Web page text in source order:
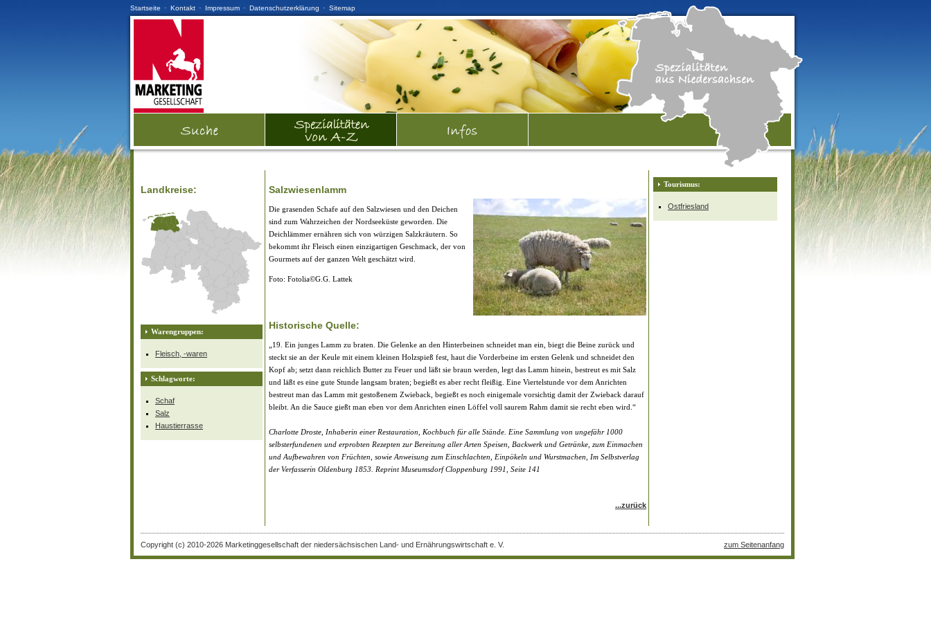
Startseite · Kontakt · Impressum · Datenschutzerklärung · Sitemap
Landkreise:
Warengruppen:
Fleisch, -waren
Schlagworte:
Schaf
Salz
Haustierrasse
Salzwiesenlamm
Die grasenden Schafe auf den Salzwiesen und den Deichen
sind zum Wahrzeichen der Nordseeküste geworden. Die
Deichlämmer ernähren sich von würzigen Salzkräutern. So
bekommt ihr Fleisch einen einzigartigen Geschmack, der von
Gourmets auf der ganzen Welt geschätzt wird.
Foto: Fotolia©G.G. Lattek
Historische Quelle:
„19. Ein junges Lamm zu braten. Die Gelenke an den Hinterbeinen schneidet man ein, biegt die Beine zurück und
steckt sie an der Keule mit einem kleinen Holzspieß fest, haut die Vorderbeine im ersten Gelenk und schneidet den
Kopf ab; setzt dann reichlich Butter zu Feuer und läßt sie braun werden, legt das Lamm hinein, bestreut es mit Salz
und läßt es eine gute Stunde langsam braten; begießt es aber recht fleißig. Eine Viertelstunde vor dem Anrichten
bestreut man das Lamm mit gestoßenem Zwieback, begießt es noch einigemale vorsichtig damit der Zwieback darauf
bleibt. An die Sauce gießt man eben vor dem Anrichten einen Löffel voll saurem Rahm damit sie recht eben wird.“
Charlotte Droste, Inhaberin einer Restauration, Kochbuch für alle Stände. Eine Sammlung von ungefähr 1000
selbsterfundenen und erprobten Rezepten zur Bereitung aller Arten Speisen, Backwerk und Getränke, zum Einmachen
und Aufbewahren von Früchten, sowie Anweisung zum Einschlachten, Einpökeln und Wurstmachen, Im Selbstverlag
der Verfasserin Oldenburg 1853. Reprint Museumsdorf Cloppenburg 1991, Seite 141
...zurück
Tourismus:
Ostfriesland
Copyright (c) 2010-2026 Marketinggesellschaft der niedersächsischen Land- und Ernährungswirtschaft e. V. zum Seitenanfang